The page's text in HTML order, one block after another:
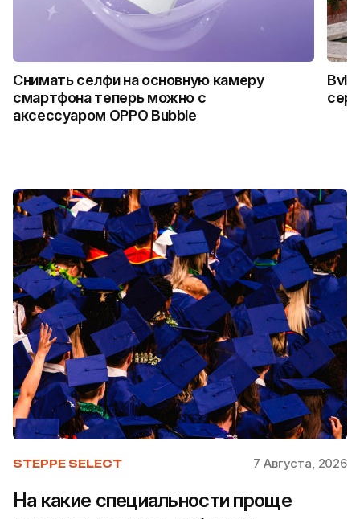
Снимать селфи на основную камеру
смартфона теперь можно с
аксессуаром OPPO Bubble
STEPPE SELECT 7 Августа, 2026
На какие специальности проще